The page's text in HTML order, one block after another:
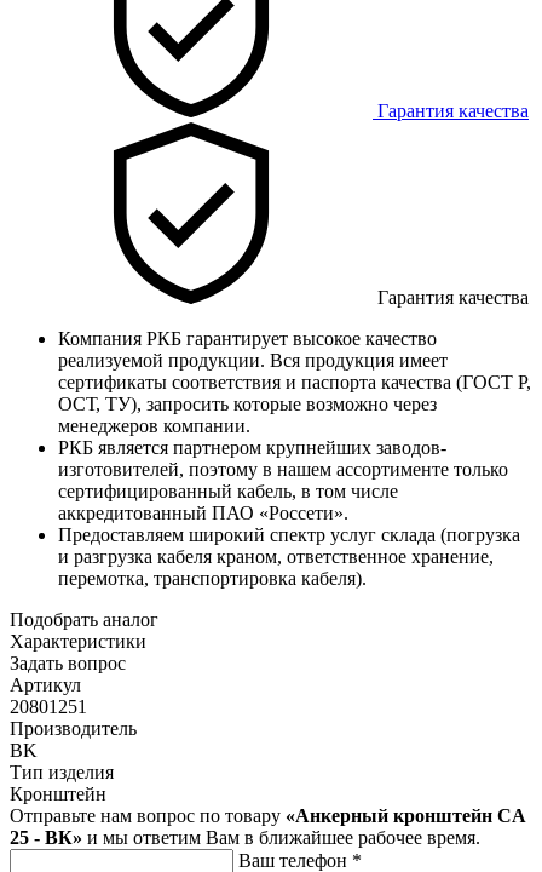
Гарантия качества
Гарантия качества
Компания РКБ гарантирует высокое качество
реализуемой продукции. Вся продукция имеет
сертификаты соответствия и паспорта качества (ГОСТ Р,
ОСТ, ТУ), запросить которые возможно через
менеджеров компании.
РКБ является партнером крупнейших заводов-
изготовителей, поэтому в нашем ассортименте только
сертифицированный кабель, в том числе
аккредитованный ПАО «Россети».
Предоставляем широкий спектр услуг склада (погрузка
и разгрузка кабеля краном, ответственное хранение,
перемотка, транспортировка кабеля).
Подобрать аналог
Характеристики
Задать вопрос
Артикул
20801251
Производитель
BK
Тип изделия
Кронштейн
Отправьте нам вопрос по товару «Анкерный кронштейн CA
25 - ВК» и мы ответим Вам в ближайшее рабочее время.
Ваш телефон *